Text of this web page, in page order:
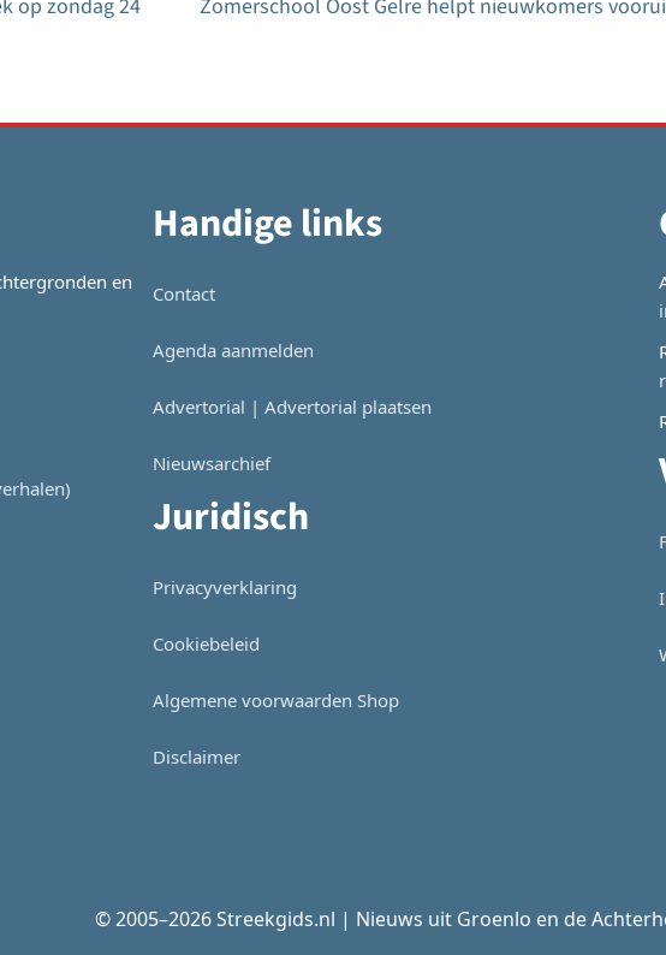
op zondag 24
Zomerschool Oost Gelre helpt nieuwkomers
en
Handige links
Contact
Agenda aanmelden
Advertorial | Advertorial plaatsen
Nieuwsarchief
Juridisch
Privacyverklaring
Cookiebeleid
Algemene voorwaarden Shop
Disclaimer
© 2005–2026 Streekgids.nl | Nieuws uit Groenlo en de